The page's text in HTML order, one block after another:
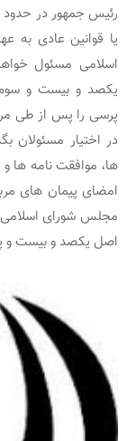
رئیس‏ جمهور در حدود
یا قوانین‏ عادی‏ به‏
اسلامی‏ مسئول‏
یکصد و بیست و
پرسی‏ را پس‏ از طی‏
در اختیار مسئولان‏
ها، موافقت‏ نامه‏ ها و
امضای‏ پیمان‏ های‏
مجلس‏ شورای‏ اسلامی‏
اصل یکصد و بیست و